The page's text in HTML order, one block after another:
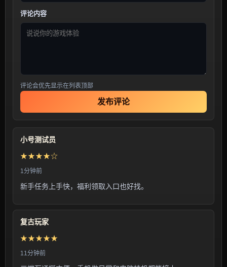
评论内容
评论会优先显示在列表顶部
发布评论
小号测试员
★★★★☆
1分钟前
新手任务上手快，福利领取入口也好找。
复古玩家
★★★★★
11分钟前